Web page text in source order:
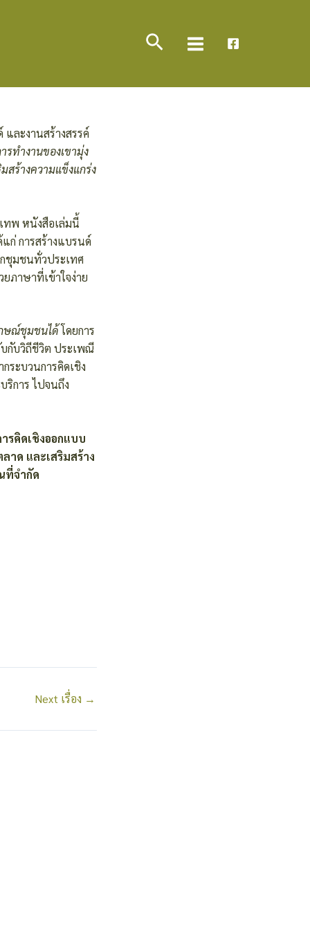
SearchMenu
ละงานสร้างสรรค์
รทำงานของเขามุ่ง
ร้างความแข็งแกร่ง
ทพ หนังสือเล่มนี้
ก่ การสร้างแบรนด์
กชุมชนทั่วประเทศ
ภาษาที่เข้าใจง่าย
ษณ์ชุมชนได้โดยการ
กับวิถีชีวิต ประเพณี
ระบวนการคิดเชิง
การ ไปจนถึง
รคิดเชิงออกแบบ
ด และเสริมสร้าง
ที่จำกัด
Next เรื่อง →